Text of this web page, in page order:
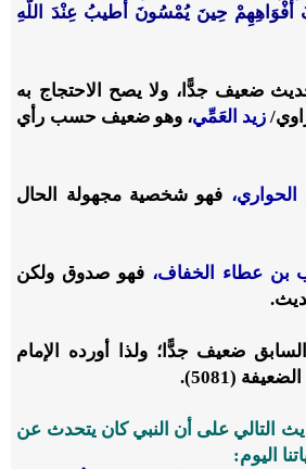
أَفْوَاهِهِمْ حِينَ يُمْسُونَ أطيبُ عِنْدَ اللَّهِ
ضعيف جدًّا، ولا يصح الاحتجاج به
زيد العَمِّي، وهو ضعيف حسب رأي
الحواري، فهو شخصية مجهولة الحال
بن عطاء الخفاف، فهو صدوق ولكن
ضعيف جدًّا؛ ولذا أورده الإمام
(5081).
التالي على أن النبي كان يتحدث عن
اليوم: